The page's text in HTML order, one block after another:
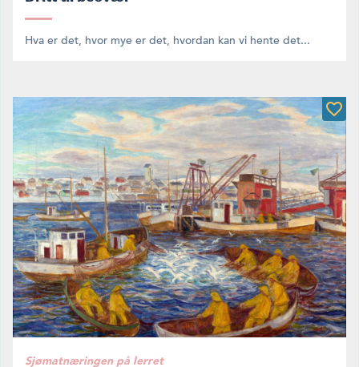
Hva er det, hvor mye er det, hvordan kan vi hente det...
Sjømatnæringen på lerret